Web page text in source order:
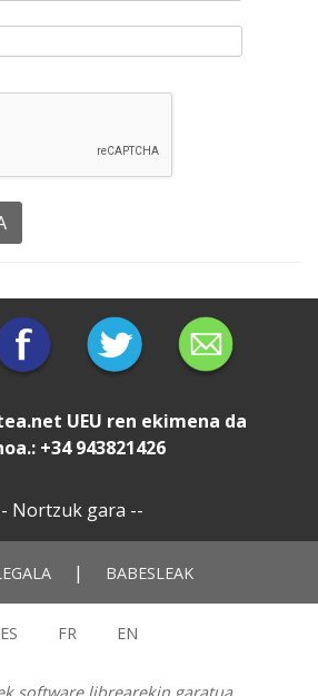
UEU ren ekimena da
+34 943821426
Nortzuk gara --
| BABESLEAK
ES FR EN